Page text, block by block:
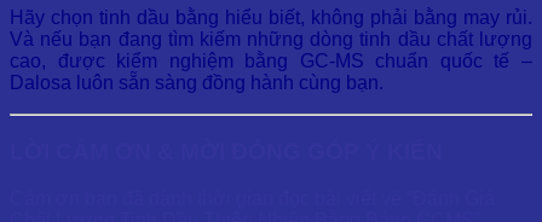
Hãy chọn tinh dầu bằng hiểu biết, không phải bằng may rủi.
Và nếu bạn đang tìm kiếm những dòng tinh dầu chất lượng
cao, được kiểm nghiệm bằng GC-MS chuẩn quốc tế –
Dalosa luôn sẵn sàng đồng hành cùng bạn.